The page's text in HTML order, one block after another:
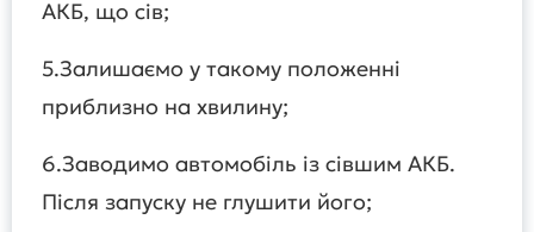
АКБ, що сів;
5.Залишаємо у такому положенні
приблизно на хвилину;
6.Заводимо автомобіль із сівшим АКБ.
Після запуску не глушити його;